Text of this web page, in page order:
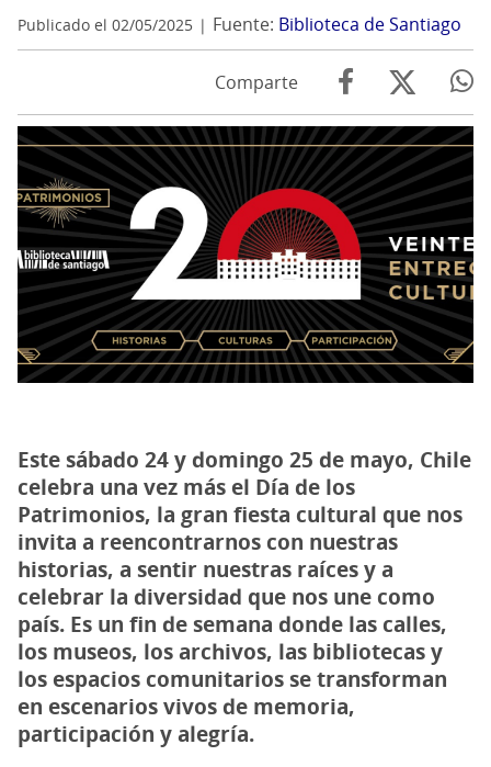
Publicado el 02/05/2025 Fuente: Biblioteca de Santiago
Comparte
Este sábado 24 y domingo 25 de mayo, Chile
celebra una vez más el Día de los
Patrimonios, la gran fiesta cultural que nos
invita a reencontrarnos con nuestras
historias, a sentir nuestras raíces y a
celebrar la diversidad que nos une como
país. Es un fin de semana donde las calles,
los museos, los archivos, las bibliotecas y
los espacios comunitarios se transforman
en escenarios vivos de memoria,
participación y alegría.